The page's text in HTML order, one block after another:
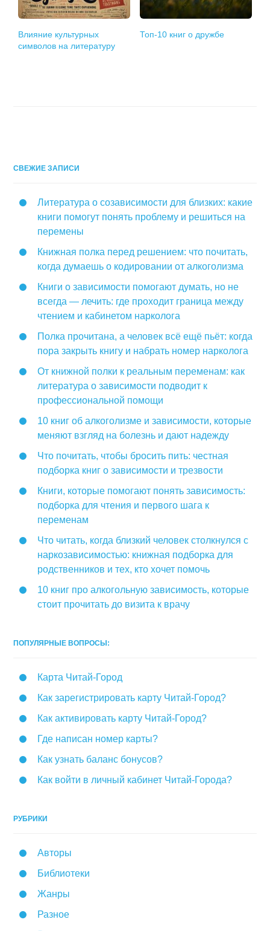
Влияние культурных
символов на литературу
Топ-10 книг о дружбе
СВЕЖИЕ ЗАПИСИ
Литература о созависимости для близких: какие
книги помогут понять проблему и решиться на
перемены
Книжная полка перед решением: что почитать,
когда думаешь о кодировании от алкоголизма
Книги о зависимости помогают думать, но не
всегда — лечить: где проходит граница между
чтением и кабинетом нарколога
Полка прочитана, а человек всё ещё пьёт: когда
пора закрыть книгу и набрать номер нарколога
От книжной полки к реальным переменам: как
литература о зависимости подводит к
профессиональной помощи
10 книг об алкоголизме и зависимости, которые
меняют взгляд на болезнь и дают надежду
Что почитать, чтобы бросить пить: честная
подборка книг о зависимости и трезвости
Книги, которые помогают понять зависимость:
подборка для чтения и первого шага к
переменам
Что читать, когда близкий человек столкнулся с
наркозависимостью: книжная подборка для
родственников и тех, кто хочет помочь
10 книг про алкогольную зависимость, которые
стоит прочитать до визита к врачу
ПОПУЛЯРНЫЕ ВОПРОСЫ:
Карта Читай-Город
Как зарегистрировать карту Читай-Город?
Как активировать карту Читай-Город?
Где написан номер карты?
Как узнать баланс бонусов?
Как войти в личный кабинет Читай-Города?
РУБРИКИ
Авторы
Библиотеки
Жанры
Разное